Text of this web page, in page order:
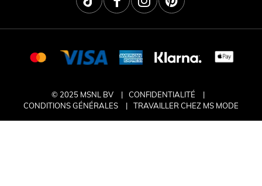
© 2025 MSNL BV
CONFIDENTIALITÉ
CONDITIONS GÉNÉRALES
TRAVAILLER CHEZ MS MODE